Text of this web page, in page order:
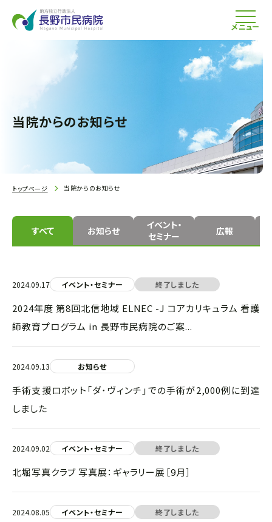
メニュー
当院からのお知らせ
トップページ 当院からのお知らせ
すべて お知らせ
イベント・
セミナー
広報
2024.09.17 イベント・セミナー 終了しました
2024年度 第8回北信地域 ELNEC -J コアカリキュラム 看護
師教育プログラム in 長野市民病院のご案...
2024.09.13 お知らせ
手術支援ロボット「ダ･ヴィンチ」での手術が2,000例に到達
しました
2024.09.02 イベント・セミナー 終了しました
北堀写真クラブ 写真展：ギャラリー展［9月］
2024.08.05 イベント・セミナー 終了しました